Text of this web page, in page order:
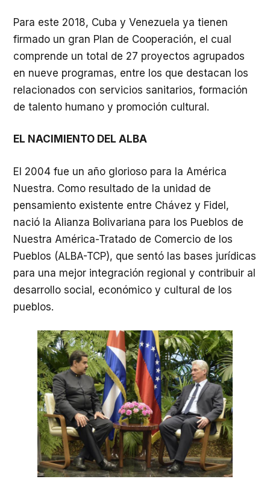
Para este 2018, Cuba y Venezuela ya tienen
firmado un gran Plan de Cooperación, el cual
comprende un total de 27 proyectos agrupados
en nueve programas, entre los que destacan los
relacionados con servicios sanitarios, formación
de talento humano y promoción cultural.
EL NACIMIENTO DEL ALBA
El 2004 fue un año glorioso para la América
Nuestra. Como resultado de la unidad de
pensamiento existente entre Chávez y Fidel,
nació la Alianza Bolivariana para los Pueblos de
Nuestra América-Tratado de Comercio de los
Pueblos (ALBA-TCP), que sentó las bases jurídicas
para una mejor integración regional y contribuir al
desarrollo social, económico y cultural de los
pueblos.